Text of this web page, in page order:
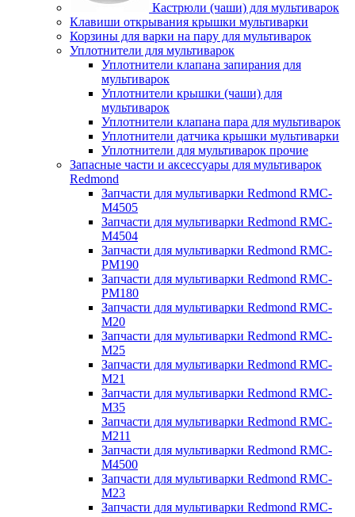
Кастрюли (чаши) для мультиварок
Клавиши открывания крышки мультиварки
Корзины для варки на пару для мультиварок
Уплотнители для мультиварок
Уплотнители клапана запирания для
мультиварок
Уплотнители крышки (чаши) для
мультиварок
Уплотнители клапана пара для мультиварок
Уплотнители датчика крышки мультиварки
Уплотнители для мультиварок прочие
Запасные части и аксессуары для мультиварок
Redmond
Запчасти для мультиварки Redmond RMC-
M4505
Запчасти для мультиварки Redmond RMC-
M4504
Запчасти для мультиварки Redmond RMC-
PM190
Запчасти для мультиварки Redmond RMC-
PM180
Запчасти для мультиварки Redmond RMC-
M20
Запчасти для мультиварки Redmond RMC-
M25
Запчасти для мультиварки Redmond RMC-
M21
Запчасти для мультиварки Redmond RMC-
M35
Запчасти для мультиварки Redmond RMC-
M211
Запчасти для мультиварки Redmond RMC-
M4500
Запчасти для мультиварки Redmond RMC-
M23
Запчасти для мультиварки Redmond RMC-